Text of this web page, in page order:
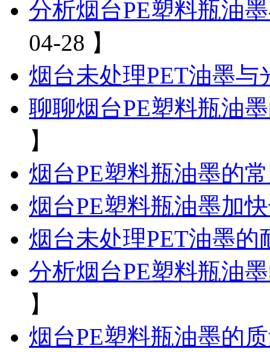
分析烟台PE塑料瓶油
04-28 】
烟台未处理PET油墨与
聊聊烟台PE塑料瓶油
】
烟台PE塑料瓶油墨的
烟台PE塑料瓶油墨加
烟台未处理PET油墨的
分析烟台PE塑料瓶油
】
烟台PE塑料瓶油墨的